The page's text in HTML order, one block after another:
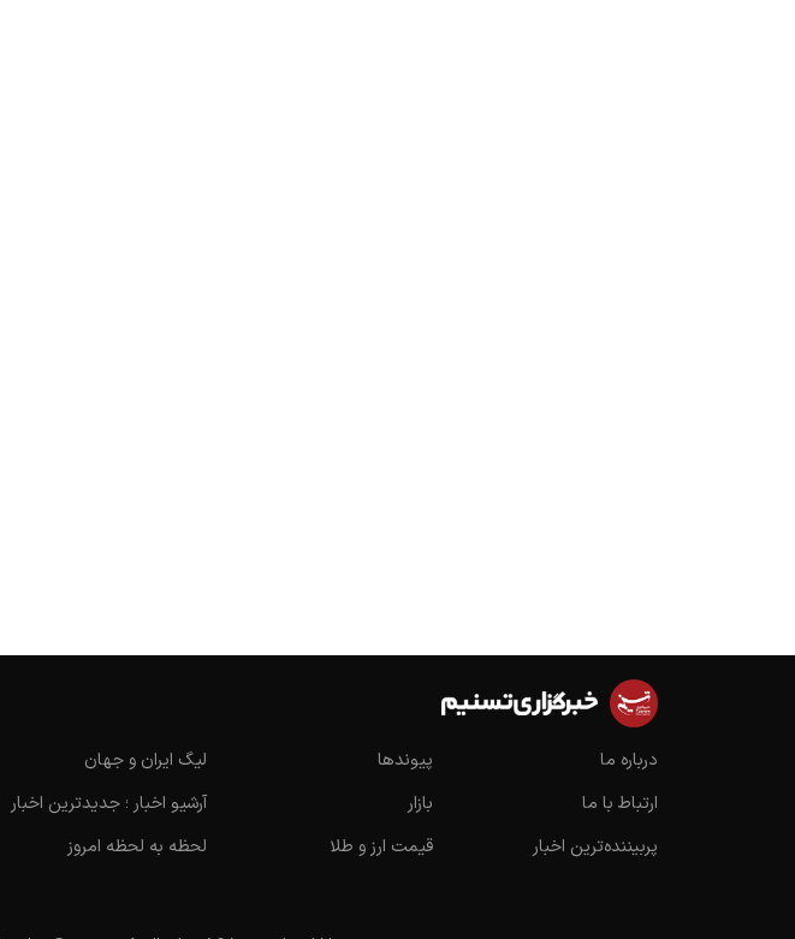
درباره ما
ارتباط با ما
پربیننده‌ترین اخبار
پیوندها
بازار
قیمت ارز و طلا
لیگ ایران و جهان
آرشیو اخبار ؛ جدیدترین اخبار
لحظه به لحظه امروز